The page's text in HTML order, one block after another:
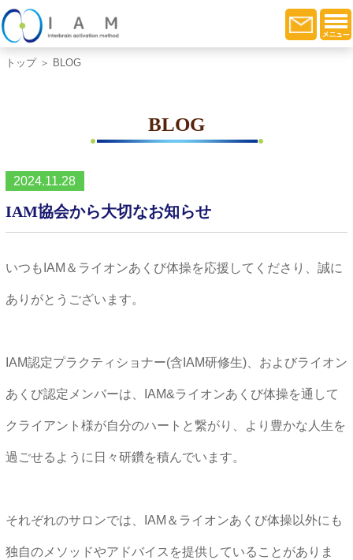
トップ＞ BLOG
BLOG
2024.11.28
IAM協会から大切なお知らせ
いつもIAM＆ライオンあくび体操を応援してくださり、誠に
ありがとうございます。
IAM認定プラクティショナー(含IAM研修生)、およびライオン
あくび認定メンバーは、IAM&ライオンあくび体操を通して
クライアント様が自分のハートと繋がり、より豊かな人生を
過ごせるように日々研鑽を積んでいます。
それぞれのサロンでは、IAM＆ライオンあくび体操以外にも
独自のメソッドやアドバイスを提供していることがありま